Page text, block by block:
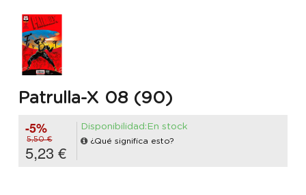
Patrulla-X 08 (90)
-5%
5,50 €
5,23 €
Disponibilidad:En stock
¿Qué significa esto?